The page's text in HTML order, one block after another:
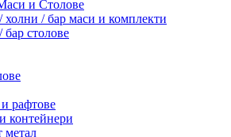
и Столове
холни / бар маси и комплекти
бар столове
рафтове
контейнери
метал